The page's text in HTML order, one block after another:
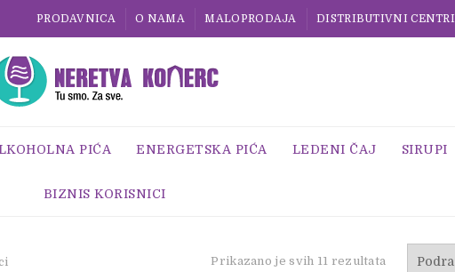
PRODAVNICA O NAMA MALOPRODAJA DISTRIBUTIVNI CENTRI
PIĆA ENERGETSKA PIĆA LEDENI ČAJ SIRUPI
BIZNIS KORISNICI
Prikazano je svih 11 rezultata